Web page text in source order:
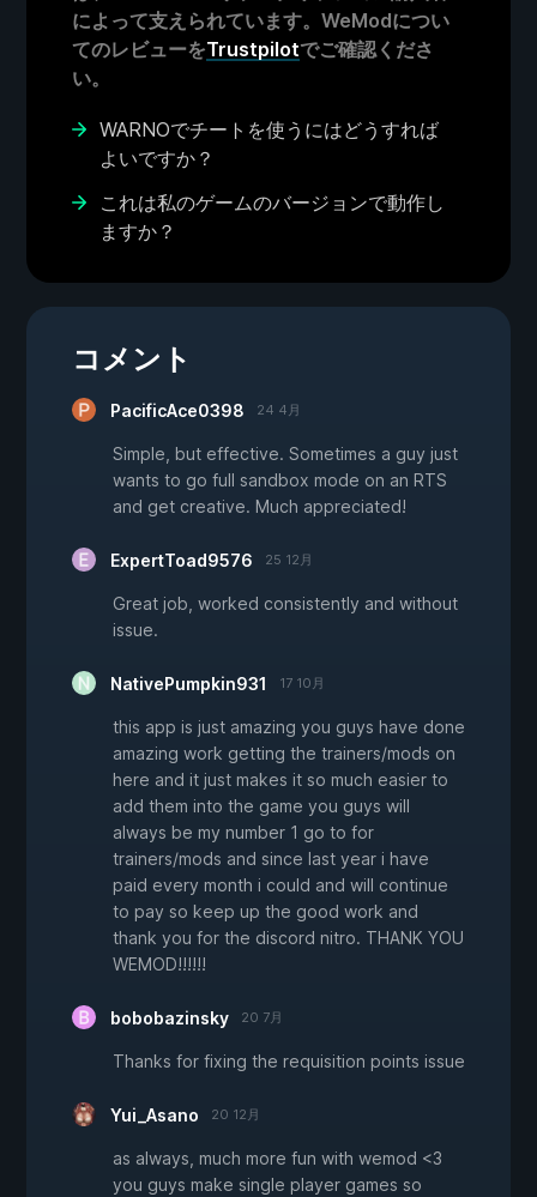
によって支えられています。WeModについ
てのレビューをTrustpilotでご確認くださ
い。
WARNOでチートを使うにはどうすれば
よいですか？
これは私のゲームのバージョンで動作し
ますか？
コメント
PacificAce0398 24 4月
Simple, but effective. Sometimes a guy just
wants to go full sandbox mode on an RTS
and get creative. Much appreciated!
ExpertToad9576 25 12月
Great job, worked consistently and without
issue.
NativePumpkin931 17 10月
this app is just amazing you guys have done
amazing work getting the trainers/mods on
here and it just makes it so much easier to
add them into the game you guys will
always be my number 1 go to for
trainers/mods and since last year i have
paid every month i could and will continue
to pay so keep up the good work and
thank you for the discord nitro. THANK YOU
WEMOD!!!!!!
bobobazinsky 20 7月
Thanks for fixing the requisition points issue
Yui_Asano 20 12月
as always, much more fun with wemod <3
you guys make single player games so